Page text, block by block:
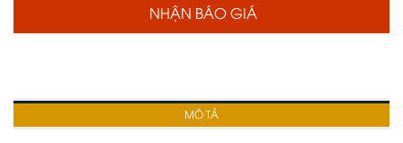
NHẬN BÁO GIÁ
MÔ TẢ